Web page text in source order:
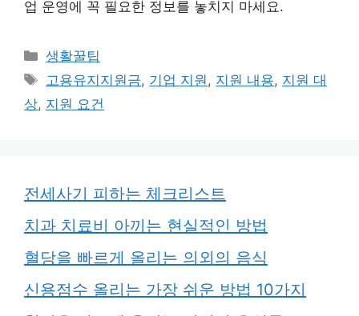
업 운영에 꼭 필요한 정보를 놓치지 마세요.
카
테
리
생활꿀팁
태
그
고용유지지원금, 기업 지원, 지원 내용, 지원 대
상, 지원 요건
전세사기 피하는 체크리스트
치과 치료비 아끼는 현실적인 방법
혈당을 빠르게 올리는 의외의 음식
신용점수 올리는 가장 쉬운 방법 10가지